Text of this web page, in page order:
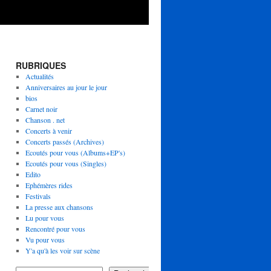
RUBRIQUES
Actualités
Anniversaires au jour le jour
bios
Carnet noir
Chanson . net
Concerts à venir
Concerts passés (Archives)
Ecoutés pour vous (Albums+EP's)
Ecoutés pour vous (Singles)
Edito
Ephémères rides
Festivals
La presse aux chansons
Lu pour vous
Rencontré pour vous
Vu pour vous
Y'a qu'à les voir sur scène